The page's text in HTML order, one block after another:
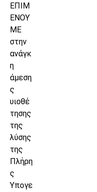
ΕΠΙΜ
ΕΝΟΥ
ΜΕ
στην
ανάγκ
η
άμεση
ς
υιοθέ
τησης
της
λύσης
της
Πλήρη
ς
Υπογε